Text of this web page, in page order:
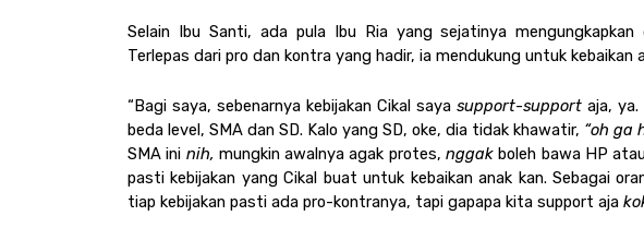
Selain Ibu Santi, ada pula Ibu Ria yang sejatinya
Terlepas dari pro dan kontra yang hadir, ia mendukung untuk kebaikan
“Bagi saya, sebenarnya kebijakan Cikal saya support-support aja,
beda level, SMA dan SD. Kalo yang SD, oke, dia tidak khawatir, “oh ga
SMA ini nih, mungkin awalnya agak protes, nggak boleh bawa HP
pasti kebijakan yang Cikal buat untuk kebaikan anak kan. Sebagai
tiap kebijakan pasti ada pro-kontranya, tapi gapapa kita support aja